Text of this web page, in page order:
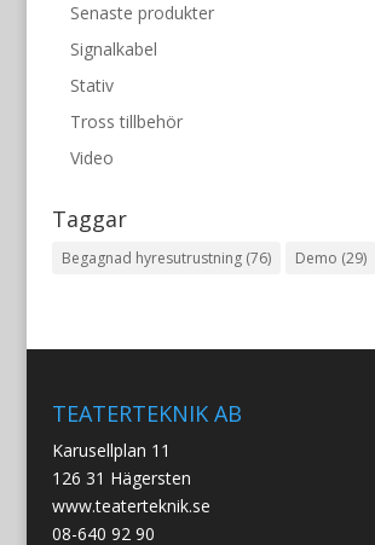
Senaste produkter
Signalkabel
Stativ
Tross tillbehör
Video
Taggar
Begagnad hyresutrustning(76) Demo (29)
TEATERTEKNIK AB
Karusellplan 11
126 31 Hägersten
www.teaterteknik.se
08-640 92 90